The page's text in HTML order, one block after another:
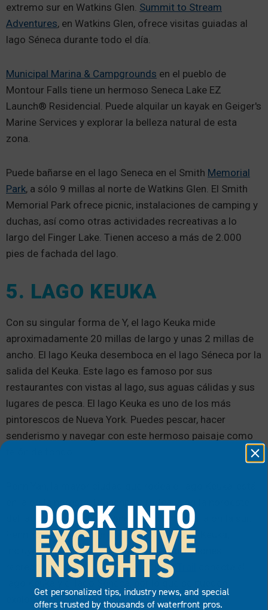
extremo sur en Watkins Glen. Summit to Stream
Adventures, en Watkins Glen, ofrece visitas guiadas al
lago Séneca durante todo el día.
Municipal Marina & Campgrounds en el pueblo de
Montour Falls tiene un hermoso Seneca Lake EZ
Launch® Residencial. Puede alquilar un kayak en Geiger's
Marine Services y explorar la belleza natural de esta
zona.
Puede bañarse en el lago Seneca en el Smith Memorial
Park, a sólo 9 millas al norte de Watkins Glen. El Smith
Memorial Park ofrece picnic, instalaciones de camping y
duchas, así como otras actividades recreativas a lo
largo del Finger Lake. Tienen acceso a más de 2.000
pies de fachada del lago.
5. LAGO KEUKA
Con su singular forma de Y, el lago Keuka mide
aproximadamente 20 millas de largo y unas 2 millas de
ancho. El lago Keuka desemboca en el lago Séneca por la
salida del Keuka. Este lago es famoso por sus
restaurantes con vistas al lago, sus aguas cálidas y sus
lugares de pesca. El lago Keuka es uno de los más
pintorescos de Nueva York. Puedes pescar, hacer
senderismo y navegar con este hermoso paisaje como
del lago Keuka, y Hammondsport completa la orilla sur.
Penn Yan, sede del Parque Estatal del Lago Keuka,
incluye rutas de senderismo y otras atracciones
recreativas. Laruta Keuka Lake Outlet Trail
explorar ambos lagos en un fin de semana.
DOCK INTO
EXCLUSIVE
INSIGHTS
Get personalized tips, industry news, and special
offers trusted by thousands of waterfront pros.